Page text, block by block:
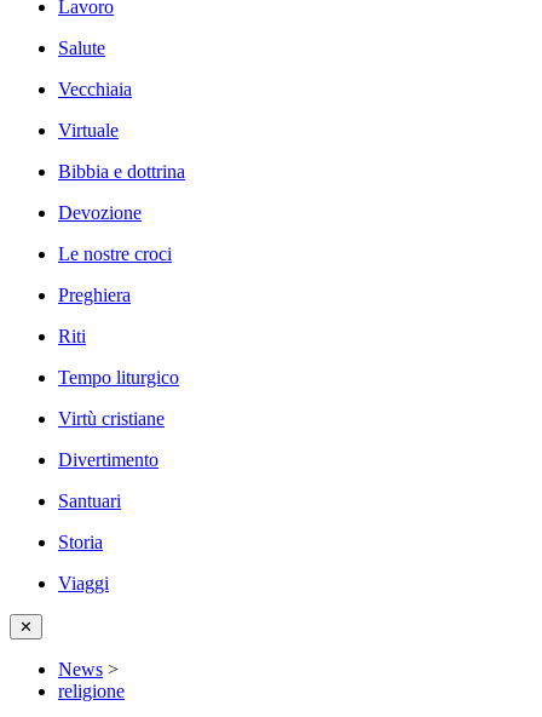
Lavoro
Salute
Vecchiaia
Virtuale
Bibbia e dottrina
Devozione
Le nostre croci
Preghiera
Riti
Tempo liturgico
Virtù cristiane
Divertimento
Santuari
Storia
Viaggi
✕
News >
religione